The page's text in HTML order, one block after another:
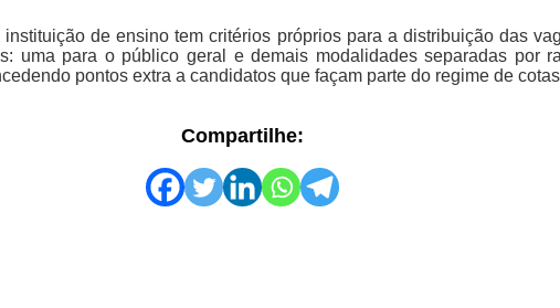
de ensino tem critérios próprios para a distribuição das
uma para o público geral e demais modalidades separadas por
pontos extra a candidatos que façam parte do regime de
Compartilhe: